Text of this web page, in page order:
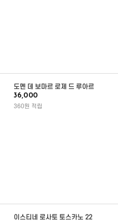
도멘 데 보마르 로제 드 루아르
36,000
360원 적립
이스티네 로사토 토스카노 22